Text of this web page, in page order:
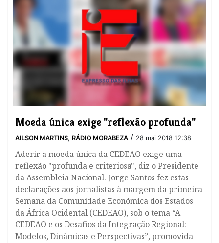
Moeda única exige "reflexão profunda"
AILSON MARTINS, RÁDIO MORABEZA / 28 mai 2018 12:38
Aderir à moeda única da CEDEAO exige uma
reflexão "profunda e criteriosa", diz o Presidente
da Assembleia Nacional. Jorge Santos fez estas
declarações aos jornalistas à margem da primeira
Semana da Comunidade Económica dos Estados
da África Ocidental (CEDEAO), sob o tema “A
CEDEAO e os Desafios da Integração Regional:
Modelos, Dinâmicas e Perspectivas”, promovida